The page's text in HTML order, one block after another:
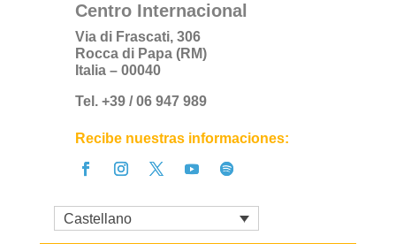
Centro Internacional
Via di Frascati, 306
Rocca di Papa (RM)
Italia – 00040
Tel. +39 / 06 947 989
Recibe nuestras informaciones:
Castellano